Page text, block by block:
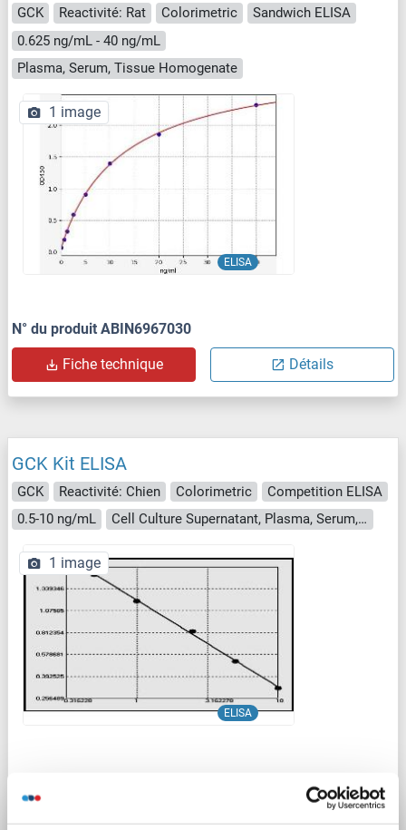
GCK Reactivité: Rat Colorimetric
Sandwich ELISA
0.625 ng/mL - 40 ng/mL
Plasma, Serum, Tissue Homogenate
ELISA
1 image
N° du produit ABIN6967030
Fiche technique Détails
GCK Kit ELISA
GCK Reactivité: Chien Colorimetric
Competition ELISA
0.5-10 ng/mL
Cell Culture Supernatant, Plasma, Serum, Tissue Homogenate
ELISA
1 image
Détails